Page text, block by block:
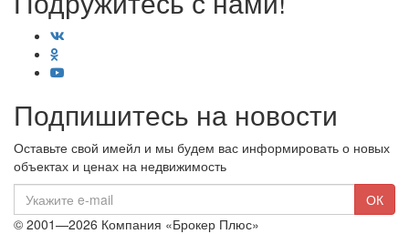
Подпишитесь на новости
Оставьте свой имейл и мы будем вас информировать о новых
объектах и ценах на недвижимость
mail
ОК
© 2001—2026 Компания «Брокер Плюс»